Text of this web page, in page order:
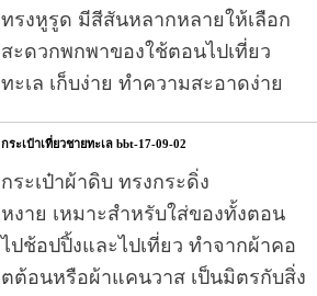
ทรงหูรูด มีสีสันหลากหลายให้เลือก
สะดวกพกพาของใช้ตอนไปเที่ยว
ทะเล เก็บง่าย ทำความสะอาดง่าย
กระเป๋าเที่ยวชายทะเล bbt-17-09-02
กระเป๋าผ้าดิบ ทรงกระดิ่ง
หงาย เหมาะสำหรับใส่ของทั้งตอน
ไปช้อปปิ้งและไปเที่ยว ทำจากผ้าคอ
ตต้อนหรือผ้าแคนวาส เป็นมิตรกับสิ่ง